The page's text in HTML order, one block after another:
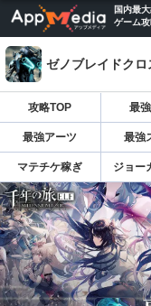
国内最大
ゲーム
ゼノブレイドク
攻略TOP 最
最強アーツ 最強
マテチケ稼ぎ ジョー